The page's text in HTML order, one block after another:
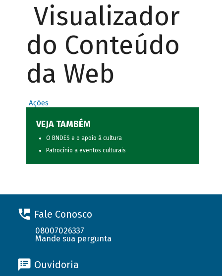
Visualizador
do Conteúdo
da Web
Ações
VEJA TAMBÉM
O BNDES e o apoio à cultura
Patrocínio a eventos culturais
Fale Conosco
08007026337
Mande sua pergunta
Ouvidoria